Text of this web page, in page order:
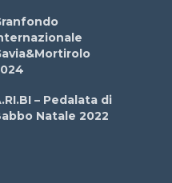
– Pedalata di
Natale 2022